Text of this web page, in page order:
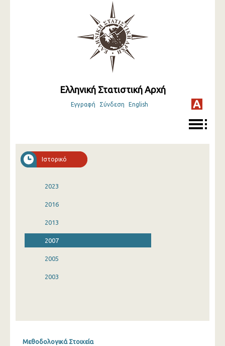
Ελληνική Στατιστική Αρχή
Εγγραφή Σύνδεση English
Ιστορικό
2023
2016
2013
2007
2005
2003
Μεθοδολογικά Στοιχεία